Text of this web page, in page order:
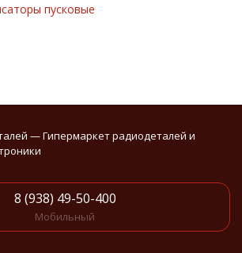
пусковые
— Гипермаркет радиодеталей и
8 (938) 49-50-400
Мобильный